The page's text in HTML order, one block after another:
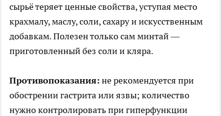
сырьё теряет ценные свойства, уступая место
крахмалу, маслу, соли, сахару и искусственным
добавкам. Полезен только сам минтай —
приготовленный без соли и кляра.
Противопоказания: не рекомендуется при
обострении гастрита или язвы; количество
нужно контролировать при гиперфункции